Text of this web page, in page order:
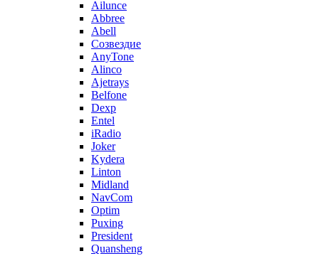
Ailunce
Abbree
Abell
Созвездие
AnyTone
Alinco
Ajetrays
Belfone
Dexp
Entel
iRadio
Joker
Kydera
Linton
Midland
NavCom
Optim
Puxing
President
Quansheng